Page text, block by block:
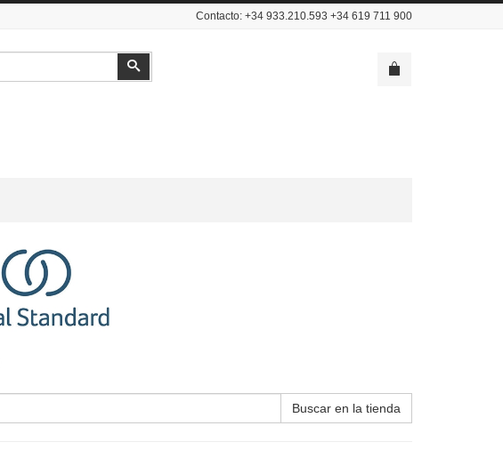
Contacto: +34 933.210.593 +34 619 711 900
Buscar
Buscar en la tienda